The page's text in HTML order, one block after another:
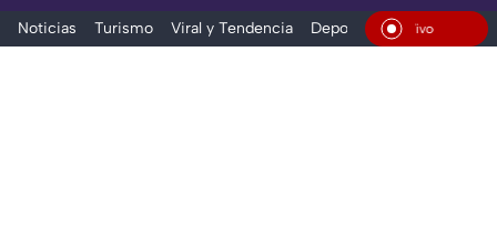
Noticias Turismo Viral y Tendencia Deportes Espectáculos
En Vivo